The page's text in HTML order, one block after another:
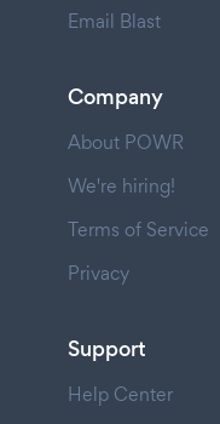
Email Blast
Company
About POWR
We're hiring!
Terms of Service
Privacy
Support
Help Center